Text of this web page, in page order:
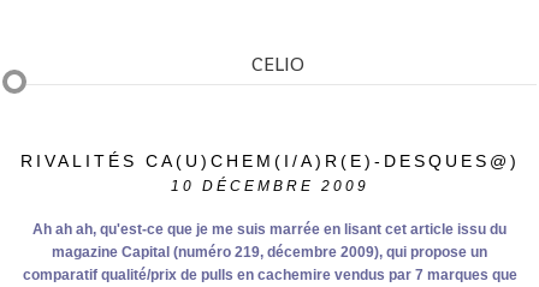
CELIO
RIVALITÉS CA(U)CHEM(I/A)R(E)-DESQUES@)
10 DÉCEMBRE 2009
Ah ah ah, qu'est-ce que je me suis marrée en lisant cet article issu du
magazine Capital (numéro 219, décembre 2009), qui propose un
comparatif qualité/prix de pulls en cachemire vendus par 7 marques que